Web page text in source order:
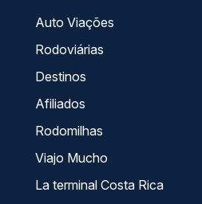
Auto Viações
Rodoviárias
Destinos
Afiliados
Rodomilhas
Viajo Mucho
La terminal Costa Rica